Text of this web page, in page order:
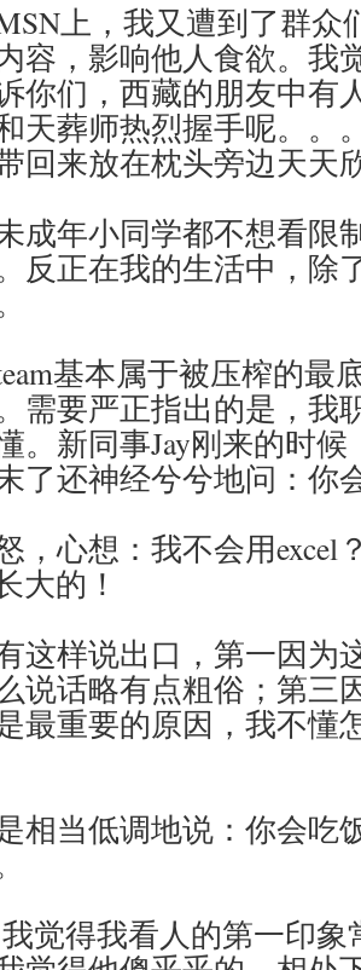
上，我又遭到了群众
容，影响他人食欲。我
你们，西藏的朋友中有
天葬师热烈握手呢。。
回来放在枕头旁边天天
成年小同学都不想看限
反正在我的生活中，除
基本属于被压榨的最
需要严正指出的是，我
。新同事Jay刚来的时
了还神经兮兮地问：你
，心想：我不会用excel
大的！
这样说出口，第一因为
说话略有点粗俗；第三
最重要的原因，我不懂
相当低调地说：你会吃
觉得我看人的第一印